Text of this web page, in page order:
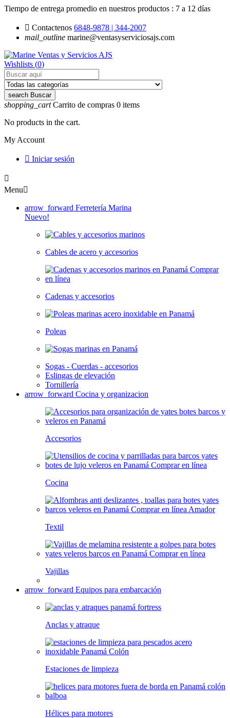
Tiempo de entrega promedio en nuestros productos : 7 a 12 días
 Contactenos 6848-9878 | 344-2007
mail_outline marine@ventasyserviciosajs.com
Wishlists (0)
search Buscar
shopping_cart Carrito de compras 0 items
No products in the cart.
My Account
 Iniciar sesión

Menu
arrow_forward Ferretería Marina
Nuevo!
Cables de acero y accesorios
Cadenas y accesorios
Poleas
Sogas - Cuerdas - accesorios
Eslingas de elevación
Tornillería
arrow_forward Cocina y organizacion
Accesorios
Cocina
Textil
Vajillas
arrow_forward Equipos para embarcación
Anclas y atraque
Estaciones de limpieza
Hélices para motores